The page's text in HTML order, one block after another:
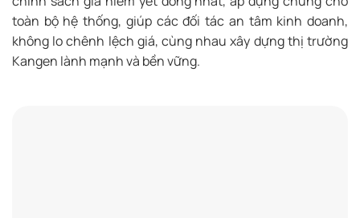
toàn bộ hệ thống, giúp các đối tác an tâm kinh doanh,
không lo chênh lệch giá, cùng nhau xây dựng thị trường
Kangen lành mạnh và bền vững.